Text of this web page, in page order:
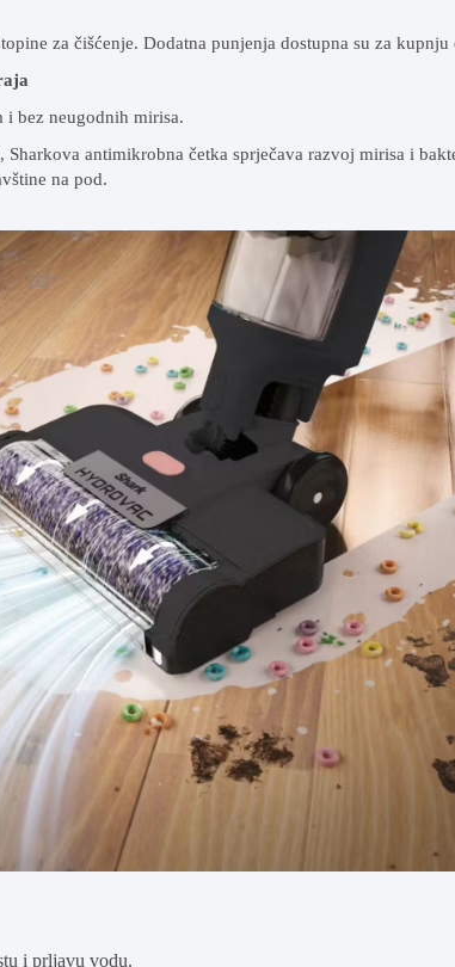
za čišćenje. Dodatna punjenja dostupna su za kupnju
i bez neugodnih mirisa.
antimikrobna četka sprječava razvoj mirisa i
na pod.
i prljavu vodu.